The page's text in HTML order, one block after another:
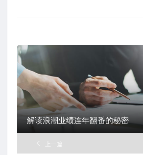
解读浪潮业绩连年翻番的秘密
上一篇